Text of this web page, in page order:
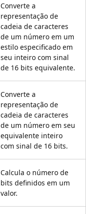
Converte a
representação de
cadeia de caracteres
de um número em um
estilo especificado em
seu inteiro com sinal
de 16 bits equivalente.
Converte a
representação de
cadeia de caracteres
de um número em seu
equivalente inteiro
com sinal de 16 bits.
Calcula o número de
bits definidos em um
valor.